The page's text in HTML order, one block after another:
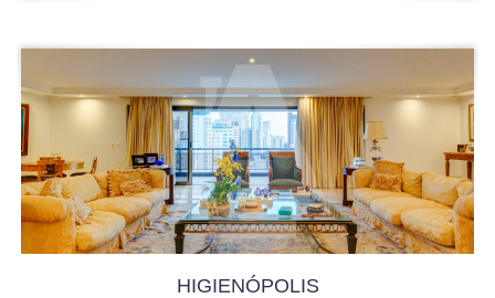
HIGIENÓPOLIS